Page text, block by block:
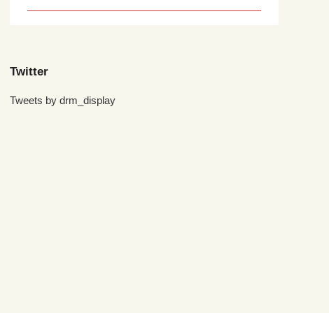
Twitter
Tweets by drm_display